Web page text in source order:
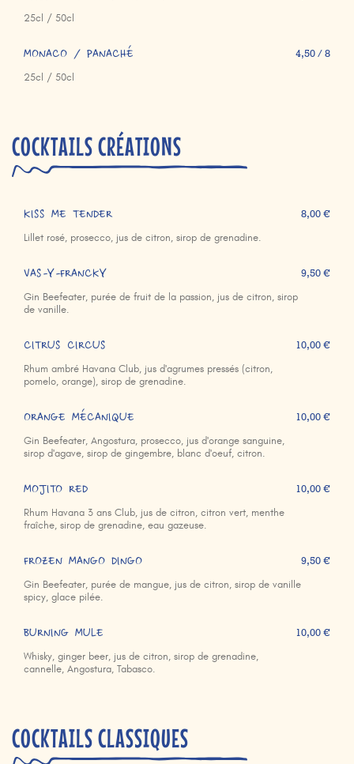
25cl / 50cl
MONACO / PANACHÉ
25cl / 50cl
4,50 / 8
COCKTAILS CRÉATIONS
KISS ME TENDER
Lillet rosé, prosecco, jus de citron, sirop de grenadine.
8,00 €
VAS-Y-FRANCKY
Gin Beefeater, purée de fruit de la passion, jus de citron, sirop
de vanille.
9,50 €
CITRUS CIRCUS
Rhum ambré Havana Club, jus d'agrumes pressés (citron,
pomelo, orange), sirop de grenadine.
10,00 €
ORANGE MÉCANIQUE
Gin Beefeater, Angostura, prosecco, jus d'orange sanguine,
sirop d'agave, sirop de gingembre, blanc d'oeuf, citron.
10,00 €
MOJITO RED
Rhum Havana 3 ans Club, jus de citron, citron vert, menthe
fraîche, sirop de grenadine, eau gazeuse.
10,00 €
FROZEN MANGO DINGO
Gin Beefeater, purée de mangue, jus de citron, sirop de vanille
spicy, glace pilée.
9,50 €
BURNING MULE
Whisky, ginger beer, jus de citron, sirop de grenadine,
cannelle, Angostura, Tabasco.
10,00 €
COCKTAILS CLASSIQUES